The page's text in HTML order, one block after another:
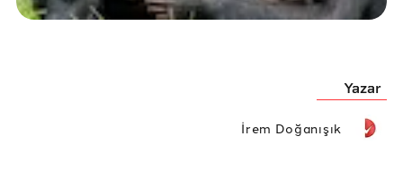
Yazar
İrem Doğanışık